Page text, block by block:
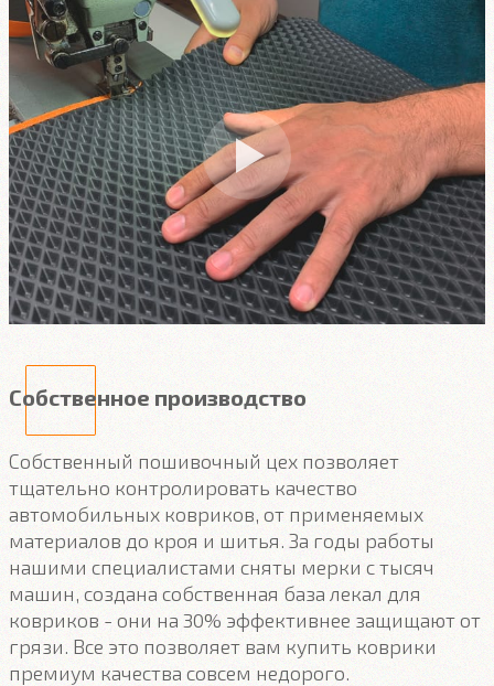
Собственное производство
Собственный пошивочный цех позволяет
тщательно контролировать качество
автомобильных ковриков, от применяемых
материалов до кроя и шитья. За годы работы
нашими специалистами сняты мерки с тысяч
машин, создана собственная база лекал для
ковриков - они на 30% эффективнее защищают от
грязи. Все это позволяет вам купить коврики
премиум качества совсем недорого.